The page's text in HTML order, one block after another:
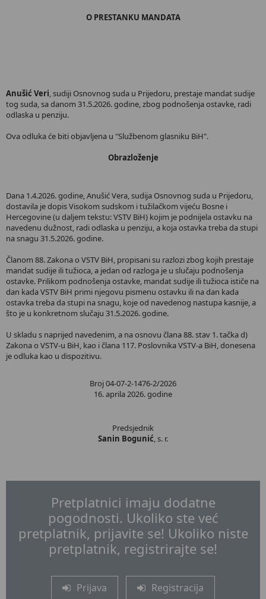
O PRESTANKU MANDATA
Anušić Veri, sudiji Osnovnog suda u Prijedoru, prestaje mandat sudije
tog suda, sa danom 31.5.2026. godine, zbog podnošenja ostavke, radi
odlaska u penziju.
Ova odluka će biti objavljena u "Službenom glasniku BiH".
Obrazloženje
Dana 1.4.2026. godine, Anušić Vera, sudija Osnovnog suda u Prijedoru,
dostavila je dopis Visokom sudskom i tužilačkom vijeću Bosne i
Hercegovine (u daljem tekstu: VSTV BiH) kojim je podnijela ostavku na
navedenu dužnost, radi odlaska u penziju, a koja ostavka treba da stupi
na snagu 31.5.2026. godine.
Članom 88. Zakona o VSTV BiH, propisani su razlozi zbog kojih prestaje
mandat sudije ili tužioca, a jedan od razloga je u slučaju podnošenja
ostavke. Prilikom podnošenja ostavke, mandat sudije ili tužioca ističe na
dan kada VSTV BiH primi njegovu pismenu ostavku ili na dan kada
ostavka treba da stupi na snagu, koje od navedenog nastupa kasnije, a
što je u konkretnom slučaju 31.5.2026. godine.
U skladu s naprijed navedenim, a na osnovu člana 88. stav 1. tačka d)
Zakona o VSTV-u BiH, kao i člana 117. Poslovnika VSTV-a BiH, donesena
je odluka kao u dispozitivu.
Broj 04-07-2-1476-2/2026
16. aprila 2026. godine
Predsjednik
Sanin Bogunić, s. r.
Pretplatnici imaju dodatne
pogodnosti. Ukoliko ste već
pretplatnik, prijavite se! Ukoliko niste
pretplatnik, registrirajte se!
Prijava Registracija